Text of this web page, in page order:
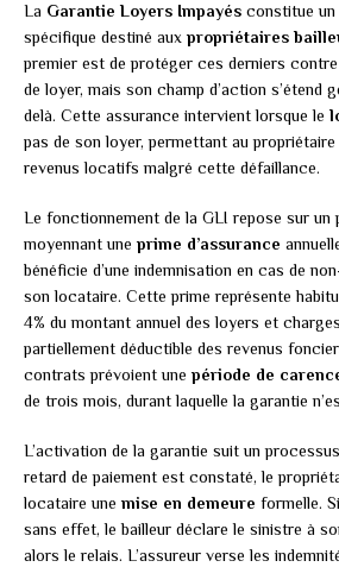
La Garantie Loyers Impayés constitue un
spécifique destiné aux propriétaires
premier est de protéger ces derniers contre
de loyer, mais son champ d’action s’étend
delà. Cette assurance intervient lorsque le
pas de son loyer, permettant au
revenus locatifs malgré cette défaillance.
Le fonctionnement de la GLI repose sur un
moyennant une prime d’assurance
bénéficie d’une indemnisation en cas de
son locataire. Cette prime représente
4% du montant annuel des loyers et
partiellement déductible des revenus
contrats prévoient une période de
de trois mois, durant laquelle la garantie
L’activation de la garantie suit un
retard de paiement est constaté, le
locataire une mise en demeure formelle.
sans effet, le bailleur déclare le sinistre à
alors le relais. L’assureur verse les